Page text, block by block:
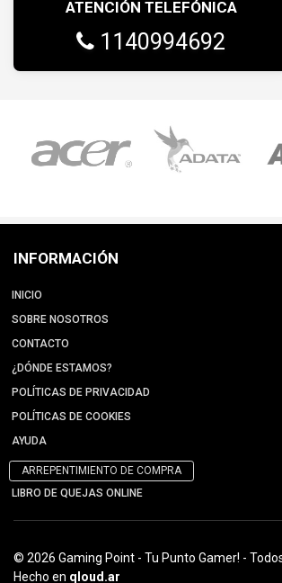
ATENCIÓN TELEFÓNICA
1140994692
INFORMACIÓN
INICIO
SOBRE NOSOTROS
CONTACTO
¿DÓNDE ESTAMOS?
POLÍTICAS DE PRIVACIDAD
POLÍTICAS DE COOKIES
AYUDA
ARREPENTIMIENTO DE COMPRA
LIBRO DE QUEJAS ONLINE
© 2026 Gaming Point - Tu Punto Gamer! -
Hecho en qloud.ar